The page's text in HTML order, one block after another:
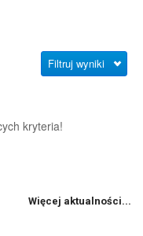
Filtruj wyniki
kryteria!
Więcej aktualności...